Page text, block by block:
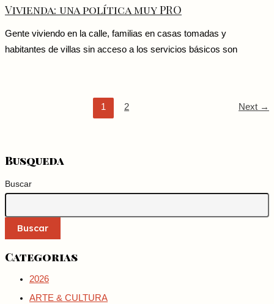
Vivienda: una política muy PRO
Gente viviendo en la calle, familias en casas tomadas y
habitantes de villas sin acceso a los servicios básicos son
1 2 Next →
Busqueda
Buscar
Buscar
Categorias
2026
ARTE & CULTURA